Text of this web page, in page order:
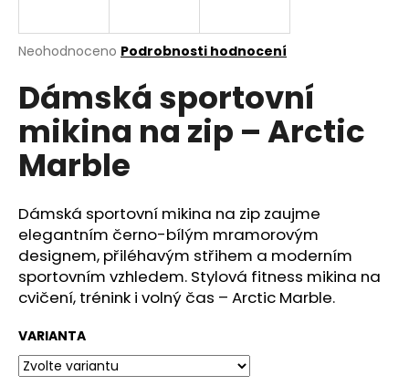
Průměrné
produktu
je
5
hvězdiček.
Neohodnoceno Podrobnosti hodnocení
Dámská sportovní
mikina na zip – Arctic
Marble
Dámská sportovní mikina na zip zaujme
elegantním černo-bílým mramorovým
designem, přiléhavým střihem a moderním
sportovním vzhledem. Stylová fitness mikina na
cvičení, trénink i volný čas – Arctic Marble.
VARIANTA
j
t
?
HLEDAT
D
o
p
o
r